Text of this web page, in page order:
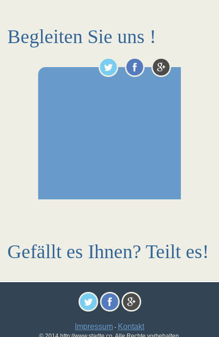
Begleiten Sie uns !
Gefällt es Ihnen? Teilt es!
Impressum - Kontakt